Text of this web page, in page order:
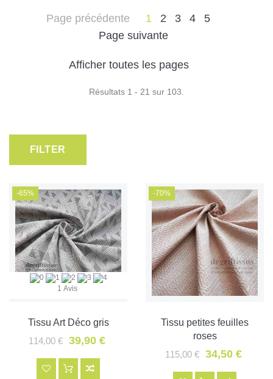
Page précédente 1 2 3 4
5
Page suivante
Afficher toutes les pages
Résultats 1 - 21 sur 103.
FILTER
1 Avis
-65%
Tissu Art Déco gris
114,00 €
39,90 €
-70%
Tissu petites feuilles
roses
115,00 €
34,50 €